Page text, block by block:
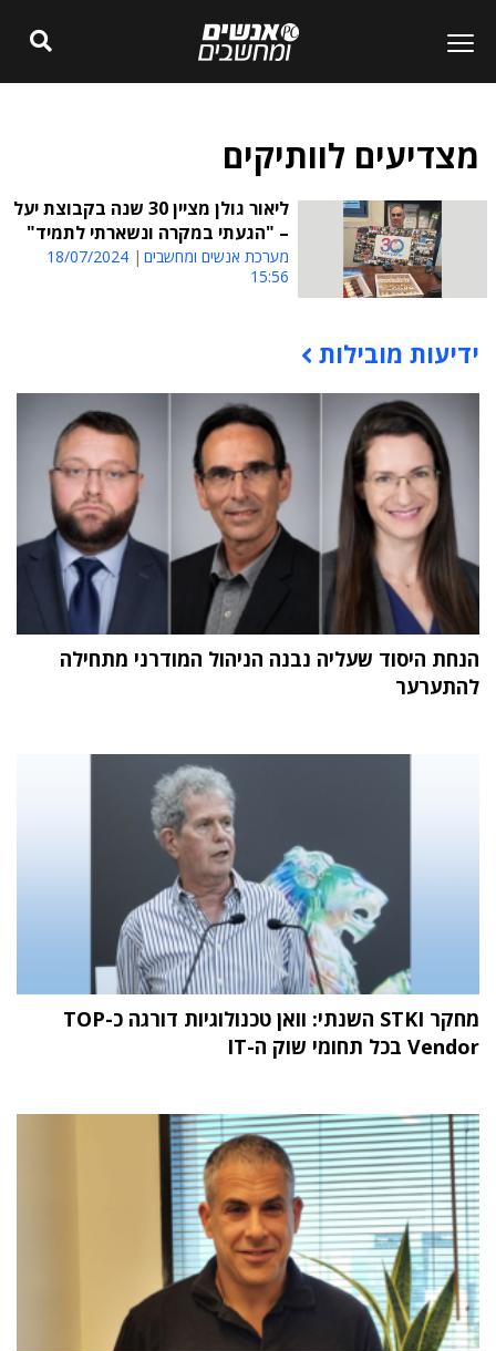
מצדיעים לוותיקים
ליאור גולן מציין 30 שנה בקבוצת יעל
– "הגעתי במקרה ונשארתי לתמיד"
מערכת אנשים ומחשבים
18/07/2024
15:56
תוכן פרסומי
ידיעות מובילות
הנחת היסוד שעליה נבנה הניהול המודרני מתחילה
להתערער
מחקר STKI השנתי: וואן טכנולוגיות דורגה כ-TOP
Vendor בכל תחומי שוק ה-IT